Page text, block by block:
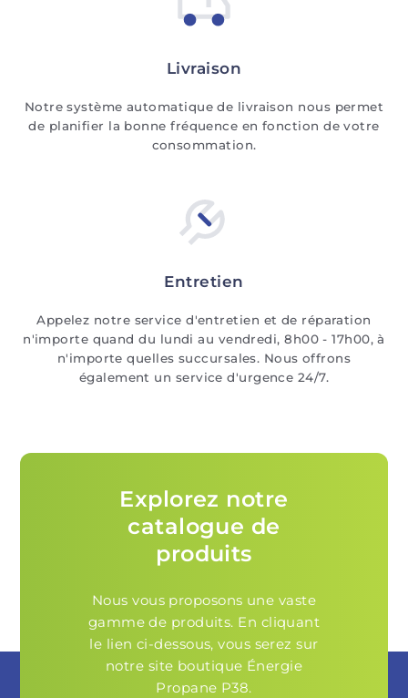
Livraison
Notre système automatique de livraison nous permet
de planifier la bonne fréquence en fonction de votre
consommation.
Entretien
Appelez notre service d'entretien et de réparation
n'importe quand du lundi au vendredi, 8h00 - 17h00, à
n'importe quelles succursales. Nous offrons
également un service d'urgence 24/7.
Explorez notre
catalogue de
produits
Nous vous proposons une vaste
gamme de produits. En cliquant
le lien ci-dessous, vous serez sur
notre site boutique Énergie
Propane P38.